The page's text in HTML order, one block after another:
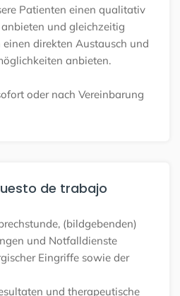
Patienten einen qualitativ
und gleichzeitig
direkten Austausch und
anbieten.
oder nach Vereinbarung
de trabajo
(bildgebenden)
und Notfalldienste
Eingriffe sowie der
und therapeutische